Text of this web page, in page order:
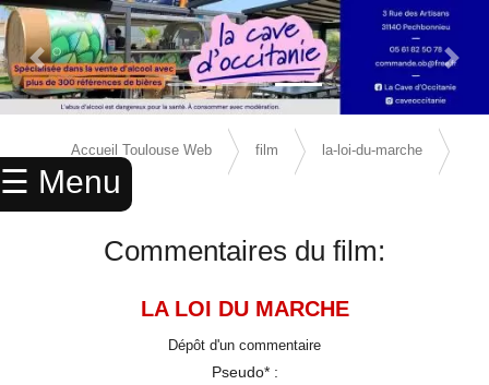
☰ Menu
× ACCUEIL
ANNUAIRE
Previous Slide Next
Accueil Toulouse Web film la-loi-du-marche
avis
Commentaires du film:
LA LOI DU MARCHE
Dépôt d'un commentaire
Pseudo* :